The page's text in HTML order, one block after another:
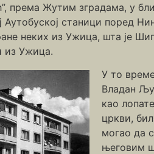
према Жутим зградама, у
Аутобуској станици поред
неких из Ужица, шта је
из Ужица.
У то
Владан
као
цркви,
могао да
његовим